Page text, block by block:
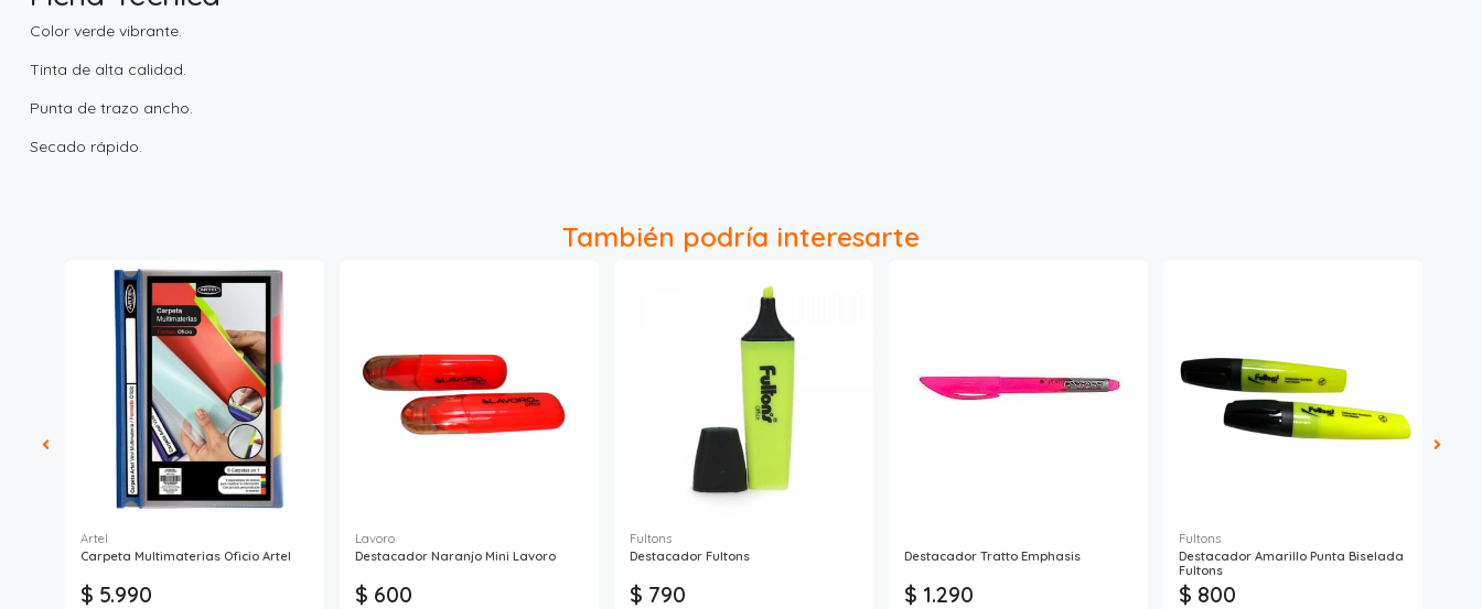
Color verde vibrante.
Tinta de alta calidad.
Punta de trazo ancho.
Secado rápido.
También podría interesarte
Artel
Carpeta Multimaterias Oficio Artel
$ 5.990
Lavoro
Destacador Naranjo Mini Lavoro
$ 600
Fultons
Destacador Fultons
$ 790
Destacador Tratto Emphasis
$ 1.290
Fultons
Destacador Amarillo Punta Biselada
Fultons
$ 800